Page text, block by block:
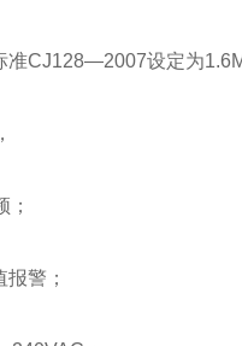
准CJ128—2007设定为
警；